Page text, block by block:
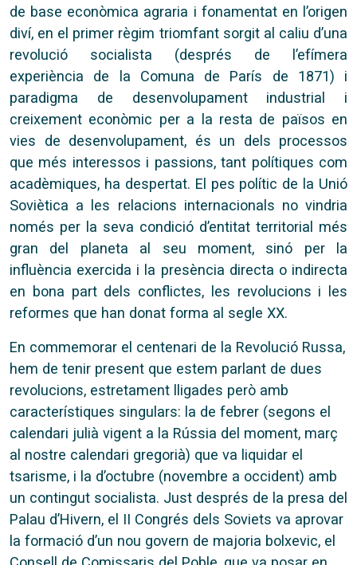
de base econòmica agraria i fonamentat en l’origen
diví, en el primer règim triomfant sorgit al caliu d’una
revolució socialista (després de l’efímera
experiència de la Comuna de París de 1871) i
paradigma de desenvolupament industrial i
creixement econòmic per a la resta de països en
vies de desenvolupament, és un dels processos
que més interessos i passions, tant polítiques com
acadèmiques, ha despertat. El pes polític de la Unió
Soviètica a les relacions internacionals no vindria
només per la seva condició d’entitat territorial més
gran del planeta al seu moment, sinó per la
influència exercida i la presència directa o indirecta
en bona part dels conflictes, les revolucions i les
reformes que han donat forma al segle XX.
En commemorar el centenari de la Revolució Russa,
hem de tenir present que estem parlant de dues
revolucions, estretament lligades però amb
característiques singulars: la de febrer (segons el
calendari julià vigent a la Rússia del moment, març
al nostre calendari gregorià) que va liquidar el
tsarisme, i la d’octubre (novembre a occident) amb
un contingut socialista. Just després de la presa del
Palau d’Hivern, el II Congrés dels Soviets va aprovar
la formació d’un nou govern de majoria bolxevic, el